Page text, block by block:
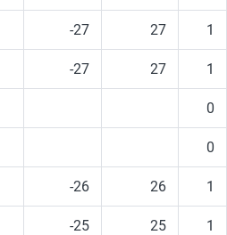
-27 27 1
-27 27 1
0
0
-26 26 1
-25 25 1